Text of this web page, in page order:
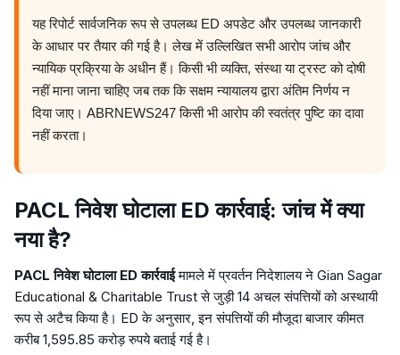
यह रिपोर्ट सार्वजनिक रूप से उपलब्ध ED अपडेट और उपलब्ध जानकारी
के आधार पर तैयार की गई है। लेख में उल्लिखित सभी आरोप जांच और
न्यायिक प्रक्रिया के अधीन हैं। किसी भी व्यक्ति, संस्था या ट्रस्ट को दोषी
नहीं माना जाना चाहिए जब तक कि सक्षम न्यायालय द्वारा अंतिम निर्णय न
दिया जाए। ABRNEWS247 किसी भी आरोप की स्वतंत्र पुष्टि का दावा
नहीं करता।
PACL निवेश घोटाला ED कार्रवाई: जांच में क्या
नया है?
PACL निवेश घोटाला ED कार्रवाईमामले में प्रवर्तन निदेशालय ने Gian Sagar
Educational & Charitable Trust से जुड़ी 14 अचल संपत्तियों को अस्थायी
रूप से अटैच किया है। ED के अनुसार, इन संपत्तियों की मौजूदा बाजार कीमत
करीब 1,595.85 करोड़ रुपये बताई गई है।